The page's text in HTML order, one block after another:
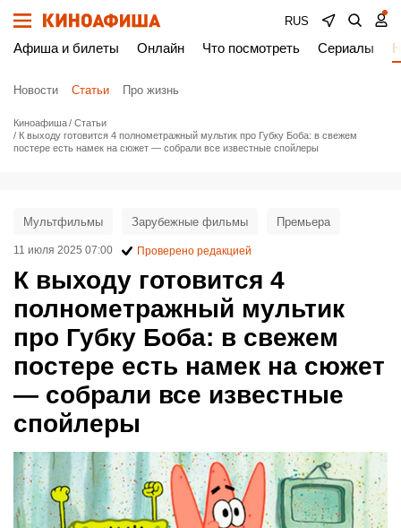
RUS
Афиша и билеты Онлайн Что посмотреть Сериалы
Новости Статьи Про жизнь
Киноафиша
Статьи
К выходу готовится 4 полнометражный мультик про Губку Боба: в свежем
постере есть намек на сюжет — собрали все известные спойлеры
К выходу готовится 4
полнометражный мультик
про Губку Боба: в свежем
постере есть намек на сюжет
— собрали все известные
спойлеры
Мультфильмы Зарубежные фильмы Премьера
11 июля 2025 07:00 Проверено редакцией